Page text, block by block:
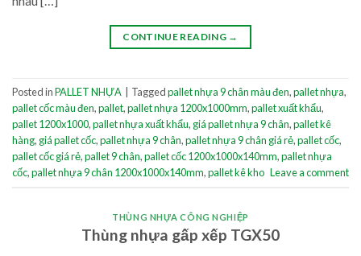
CONTINUE READING →
Posted inPALLET NHỰA Taggedpallet nhựa 9 chân màu đen,pallet nhựa,
pallet cốc màu đen,pallet,pallet nhựa 1200x1000mm,pallet xuất khẩu,
pallet 1200x1000,pallet nhựa xuất khẩu, giá pallet nhựa 9 chân,pallet kê
hàng, giá pallet cốc,pallet nhựa 9 chân,pallet nhựa 9 chân giá rẻ,pallet cốc,
pallet cốc giá rẻ,pallet 9 chân,pallet cốc 1200x1000x140mm,pallet nhựa
cốc,pallet nhựa 9 chân 1200x1000x140mm,pallet kê kho Leave a comment
THÙNG NHỰA CÔNG NGHIỆP
Thùng nhựa gấp xếp TGX50